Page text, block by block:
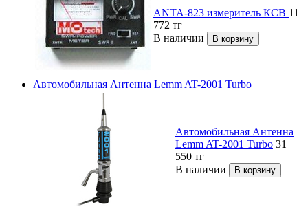
ANTA-823 измеритель КСВ 11
772 тг
В наличии
Автомобильная Антенна Lemm AT-2001 Turbo
Автомобильная Антенна
Lemm AT-2001 Turbo 31
550 тг
В наличии